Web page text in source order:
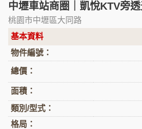
中壢車站商圈｜凱悅KTV旁
桃園市中壢區大同路
基本資料
物件編號：
總價：
面積：
類別/型式：
格局：